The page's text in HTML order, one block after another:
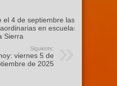
el 4 de septiembre las
en escuelas
Sierra
Siguiente:
viernes 5 de
de 2025